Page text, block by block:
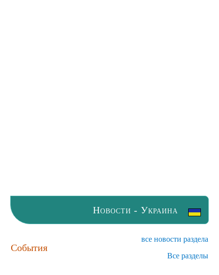
Новости - Украина
События
все новости раздела
Все разделы